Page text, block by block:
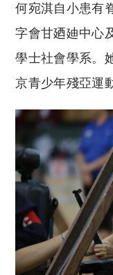
何宛淇自小患有
字會甘廼廸中心
學士社會學系。
京青少年殘亞運